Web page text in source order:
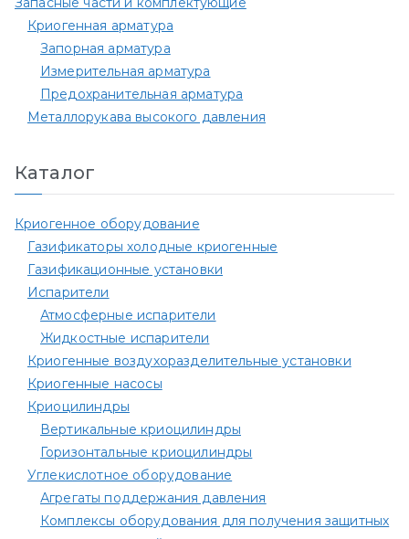
Криогенная арматура
Запорная арматура
Измерительная арматура
Предохранительная арматура
Металлорукава высокого давления
Каталог
Криогенное оборудование
Газификаторы холодные криогенные
Газификационные установки
Испарители
Атмосферные испарители
Жидкостные испарители
Криогенные воздухоразделительные установки
Криогенные насосы
Криоцилиндры
Вертикальные криоцилиндры
Горизонтальные криоцилиндры
Углекислотное оборудование
Агрегаты поддержания давления
Комплексы оборудования для получения защитных